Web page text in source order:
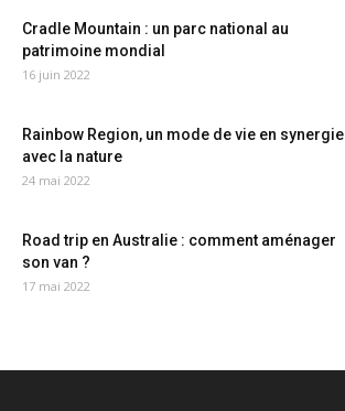
Cradle Mountain : un parc national au
patrimoine mondial
16 juin 2022
Rainbow Region, un mode de vie en synergie
avec la nature
24 mai 2022
Road trip en Australie : comment aménager
son van ?
17 mai 2022